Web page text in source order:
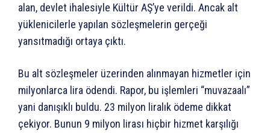
alan, devlet ihalesiyle Kültür AŞ’ye verildi. Ancak alt
yüklenicilerle yapılan sözleşmelerin gerçeği
yansıtmadığı ortaya çıktı.
Bu alt sözleşmeler üzerinden alınmayan hizmetler için
milyonlarca lira ödendi. Rapor, bu işlemleri “muvazaalı”
yani danışıklı buldu. 23 milyon liralık ödeme dikkat
çekiyor. Bunun 9 milyon lirası hiçbir hizmet karşılığı